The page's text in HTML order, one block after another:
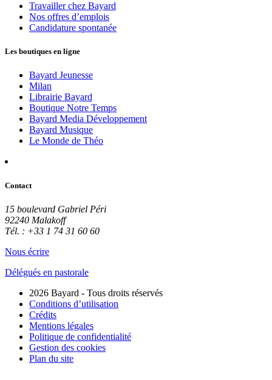
Travailler chez Bayard
Nos offres d’emplois
Candidature spontanée
Les boutiques en ligne
Bayard Jeunesse
Milan
Librairie Bayard
Boutique Notre Temps
Bayard Media Développement
Bayard Musique
Le Monde de Théo
Contact
15 boulevard Gabriel Péri
92240 Malakoff
Tél. : +33 1 74 31 60 60
Nous écrire
Délégués en pastorale
2026 Bayard - Tous droits réservés
Conditions d’utilisation
Crédits
Mentions légales
Politique de confidentialité
Gestion des cookies
Plan du site